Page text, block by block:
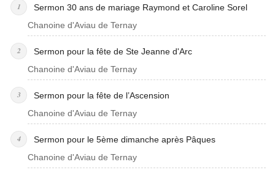
Sermon 30 ans de mariage Raymond et Caroline Sorel
Chanoine d'Aviau de Ternay
Sermon pour la fête de Ste Jeanne d'Arc
Chanoine d'Aviau de Ternay
Sermon pour la fête de l’Ascension
Chanoine d'Aviau de Ternay
Sermon pour le 5ème dimanche après Pâques
Chanoine d'Aviau de Ternay